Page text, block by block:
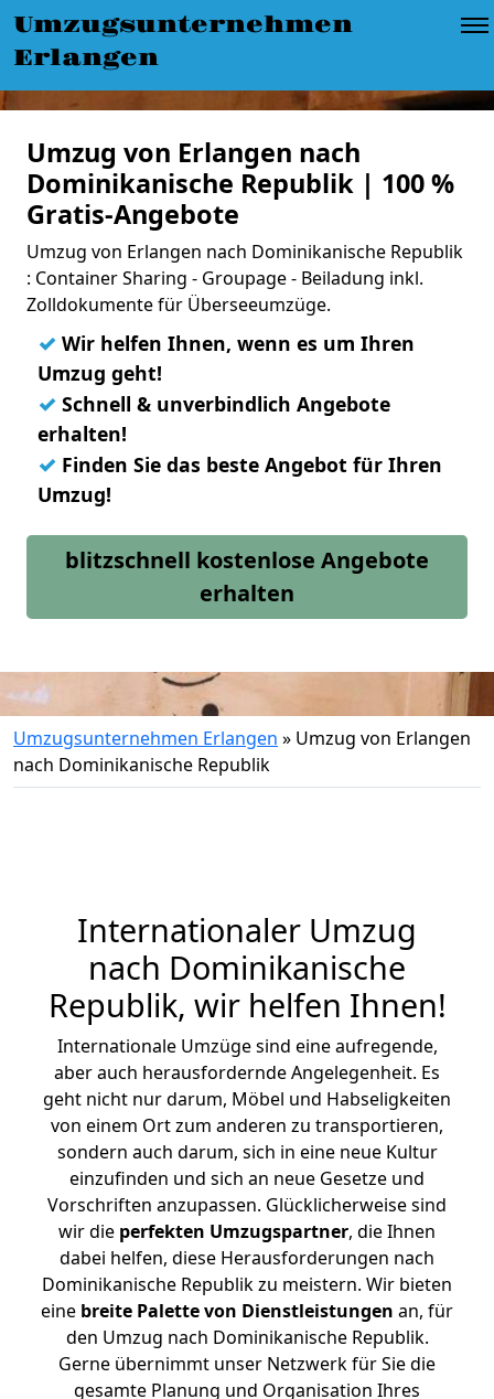
Umzugsunternehmen
Erlangen
Umzug von Erlangen nach
Dominikanische Republik | 100 %
Gratis-Angebote
Umzug von Erlangen nach Dominikanische Republik
: Container Sharing - Groupage - Beiladung inkl.
Zolldokumente für Überseeumzüge.
✓ Wir helfen Ihnen, wenn es um Ihren
Umzug geht!
✓ Schnell & unverbindlich Angebote
erhalten!
✓ Finden Sie das beste Angebot für Ihren
Umzug!
blitzschnell kostenlose Angebote
erhalten
Umzugsunternehmen Erlangen » Umzug von Erlangen
nach Dominikanische Republik
Internationaler Umzug
nach Dominikanische
Republik, wir helfen Ihnen!
Internationale Umzüge sind eine aufregende,
aber auch herausfordernde Angelegenheit. Es
geht nicht nur darum, Möbel und Habseligkeiten
von einem Ort zum anderen zu transportieren,
sondern auch darum, sich in eine neue Kultur
einzufinden und sich an neue Gesetze und
Vorschriften anzupassen. Glücklicherweise sind
wir die perfekten Umzugspartner, die Ihnen
dabei helfen, diese Herausforderungen nach
Dominikanische Republik zu meistern. Wir bieten
eine breite Palette von Dienstleistungen an, für
den Umzug nach Dominikanische Republik.
Gerne übernimmt unser Netzwerk für Sie die
gesamte Planung und Organisation Ihres